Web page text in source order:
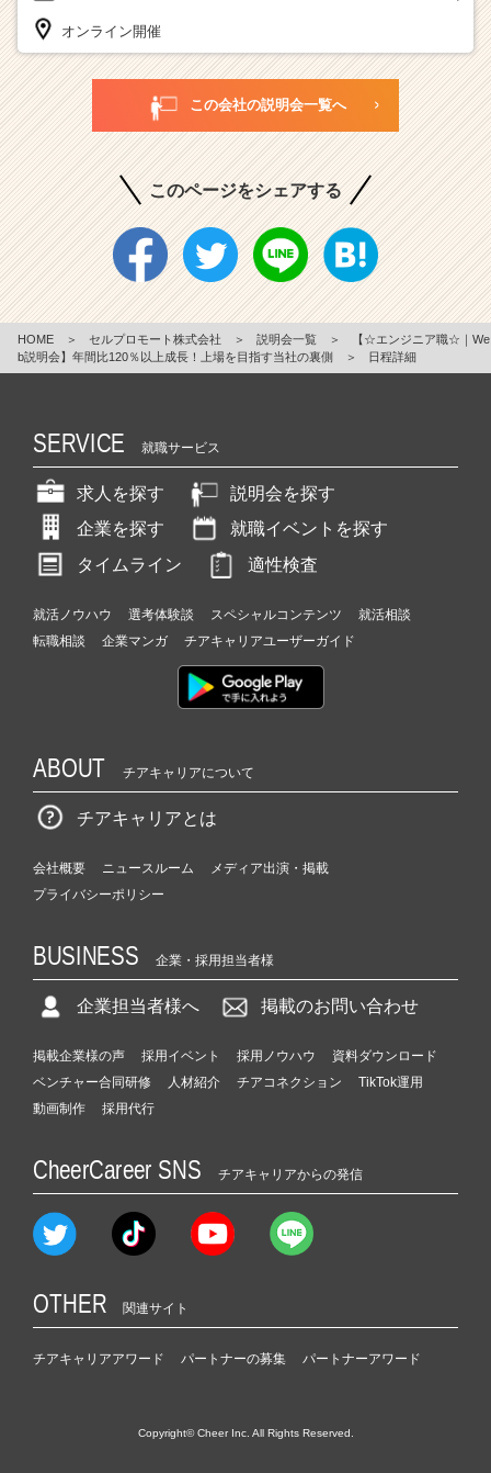
オンライン開催
この会社の説明会一覧へ
このページをシェアする
HOME ＞ セルプロモート株式会社 ＞ 説明会一覧 ＞
【☆エンジニア職☆｜We
b説明会】年間比120％以上成長！上場を目指す当社の裏側
＞ 日程詳細
SERVICE 就職サービス
求人を探す
説明会を探す
企業を探す
就職イベントを探す
タイムライン
適性検査
就活ノウハウ 選考体験談 スペシャルコンテンツ
就活相談
転職相談
企業マンガ チアキャリアユーザーガイド
ABOUT チアキャリアについて
チアキャリアとは
会社概要 ニュースルーム
メディア出演・掲載
プライバシーポリシー
BUSINESS 企業・採用担当者様
企業担当者様へ 掲載のお問い合わせ
掲載企業様の声 採用イベント 採用ノウハウ
資料ダウンロード
ベンチャー合同研修
人材紹介 チアコネクション
TikTok運用
動画制作
採用代行
CheerCareer SNS チアキャリアからの発信
OTHER 関連サイト
チアキャリアアワード パートナーの募集 パートナーアワード
Copyright© Cheer Inc. All Rights Reserved.